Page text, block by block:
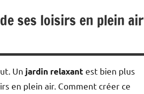
ses loisirs en plein air
Un jardin relaxant est bien plus
en plein air. Comment créer ce